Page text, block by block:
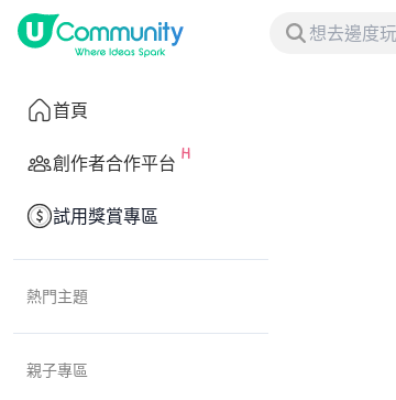
首頁
創作者合作平台
試用獎賞專區
熱門主題
親子專區